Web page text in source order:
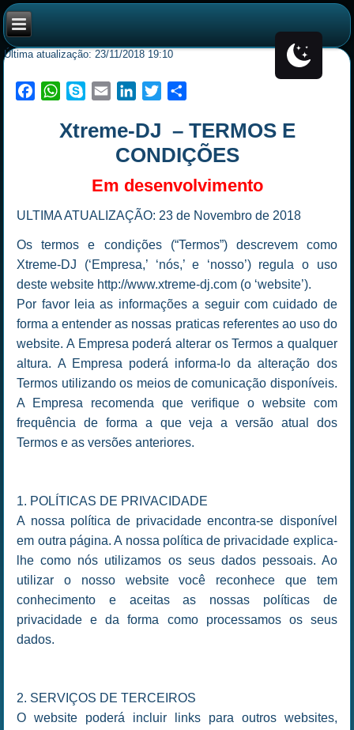
Última atualização: 23/11/2018 19:10
FacebookWhatsApp
Skype Email LinkedInTwitter
Xtreme-DJ – TERMOS E
CONDIÇÕES
Em desenvolvimento
ULTIMA ATUALIZAÇÃO: 23 de Novembro de 2018
Os termos e condições (“Termos”) descrevem como
Xtreme-DJ (‘Empresa,’ ‘nós,’ e ‘nosso’) regula o uso
deste website http://www.xtreme-dj.com (o ‘website’).
Por favor leia as informações a seguir com cuidado de
forma a entender as nossas praticas referentes ao uso do
website. A Empresa poderá alterar os Termos a qualquer
altura. A Empresa poderá informa-lo da alteração dos
Termos utilizando os meios de comunicação disponíveis.
A Empresa recomenda que verifique o website com
frequência de forma a que veja a versão atual dos
Termos e as versões anteriores.
1. POLÍTICAS DE PRIVACIDADE
A nossa política de privacidade encontra-se disponível
em outra página. A nossa política de privacidade explica-
lhe como nós utilizamos os seus dados pessoais. Ao
utilizar o nosso website você reconhece que tem
conhecimento e aceitas as nossas políticas de
privacidade e da forma como processamos os seus
dados.
2. SERVIÇOS DE TERCEIROS
O website poderá incluir links para outros websites,